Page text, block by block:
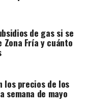
de gas si se
Fría y cuánto
los precios de los
semana de mayo